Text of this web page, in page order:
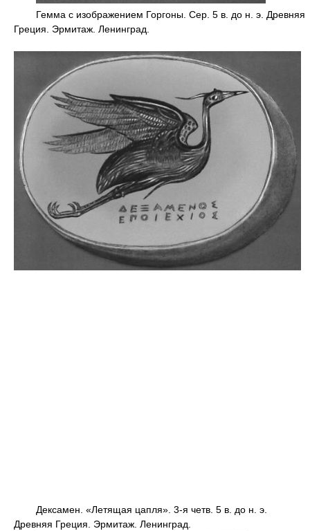
Гемма с изображением Горгоны. Сер. 5 в. до н. э. Древняя
Греция. Эрмитаж. Ленинград.
Дексамен. «Летящая цапля». 3-я четв. 5 в. до н. э.
Древняя Греция. Эрмитаж. Ленинград.